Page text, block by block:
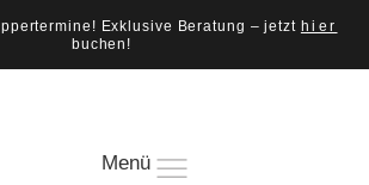
Exklusive Beratung – jetzt hier
buchen!
Menü